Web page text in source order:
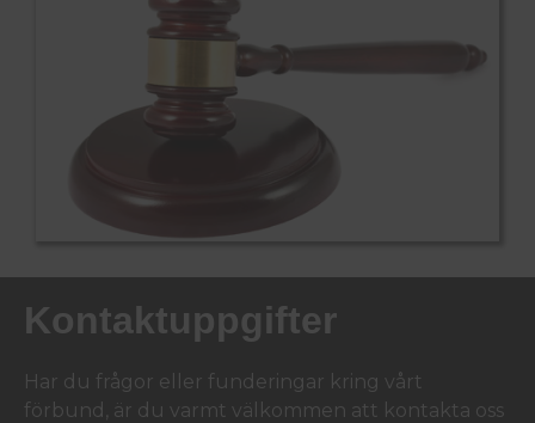
Kontaktuppgifter
Har du frågor eller funderingar kring vårt
förbund, är du varmt välkommen att kontakta oss